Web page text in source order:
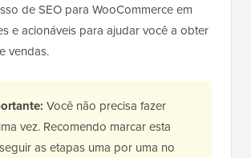
de SEO para WooCommerce em
e acionáveis para ajudar você a obter
vendas.
Você não precisa fazer
vez. Recomendo marcar esta
as etapas uma por uma no